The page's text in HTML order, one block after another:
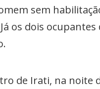
sem
os dois
de Irati, na noite